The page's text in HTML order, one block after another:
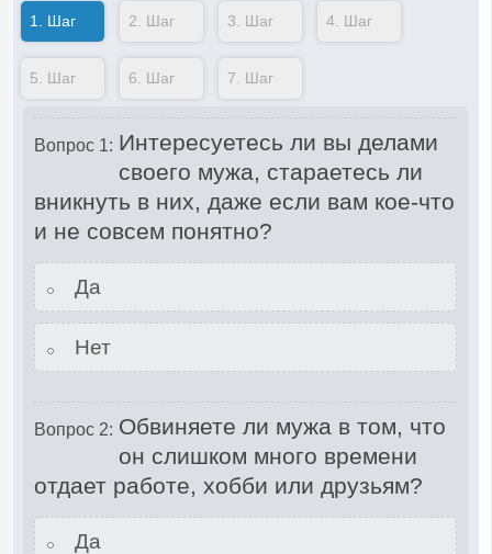
1. Шаг 2. Шаг 3. Шаг 4. Шаг
5. Шаг 6. Шаг 7. Шаг
Вопрос 1: Интересуетесь ли вы делами
своего мужа, стараетесь ли
вникнуть в них, даже если вам кое-что
и не совсем понятно?
Да
Нет
Вопрос 2: Обвиняете ли мужа в том, что
он слишком много времени
отдает работе, хобби или друзьям?
Да